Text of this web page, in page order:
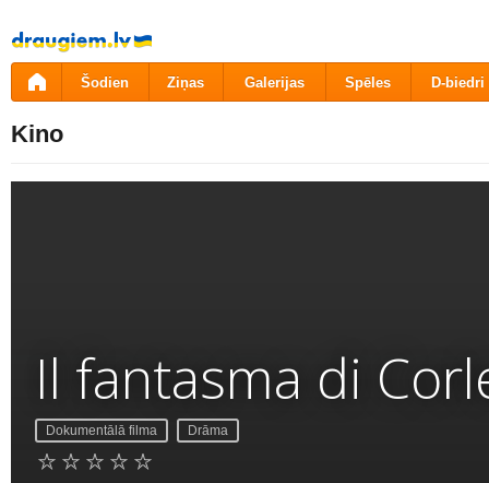
Pāriet
uz
saturu
Šodien Ziņas Galerijas Spēles D-biedri
Kino
Il fantasma di
Dokumentālā filma Drāma